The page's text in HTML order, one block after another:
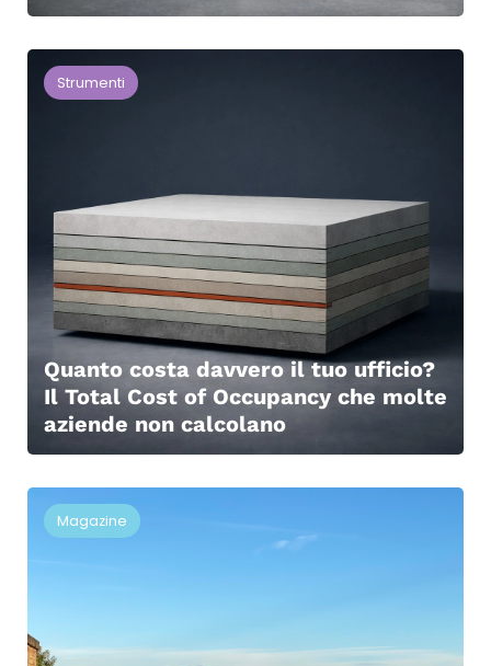
Strumenti
Quanto costa davvero il tuo ufficio?
Il Total Cost of Occupancy che molte
aziende non calcolano
Magazine